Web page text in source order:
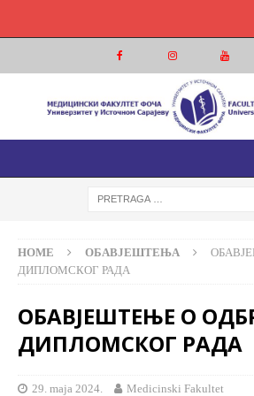
МЕДИЦИНСКИ
МЕДИЦИНСКИ ФАКУЛТЕТ
HOME ОБАВЈЕШТЕЊА
ДИПЛОМСКОГ РАДА
ОБАВЈЕШТЕЊЕ О
ДИПЛОМСКОГ РАДА
29. maja 2024. Medicinski Fakultet